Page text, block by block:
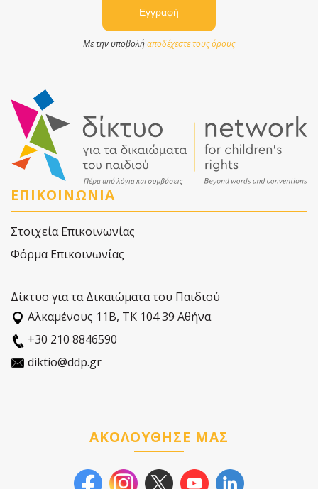
Με την υποβολήαποδέχεστε τους όρους
ΕΠΙΚΟΙΝΩΝΙΑ
Στοιχεία Επικοινωνίας
Φόρμα Επικοινωνίας
Δίκτυο για τα Δικαιώματα του Παιδιού
Αλκαµένους 11Β, ΤΚ 104 39 Αθήνα
+30 210 8846590
diktio@ddp.gr
ΑΚΟΛΟΥΘΗΣΕ ΜΑΣ